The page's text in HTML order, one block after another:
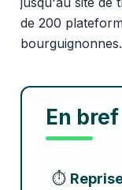
de 200
bourguignonnes.
En bref
⏱️